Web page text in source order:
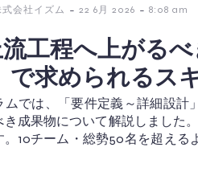
会社イズム - 22 6月 2026 - 8:08 am
工程へ上がる
で求められるス
ムでは、「要件定義～詳細設計
き成果物について解説しました
。10チーム・総勢50名を超える